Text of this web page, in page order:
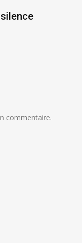
commentaire.